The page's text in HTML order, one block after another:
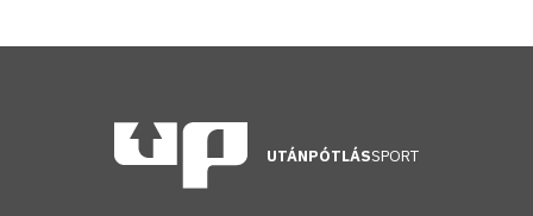
UTÁNPÓTLÁSSPORT